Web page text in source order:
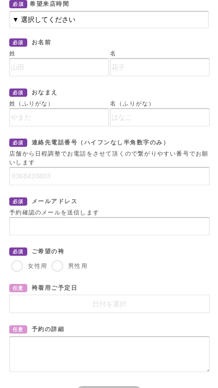
必須 希望来店時間
必須
お名前
姓
名
必須
おなまえ
姓（ふりがな）
名（ふりがな）
必須
連絡先電話番号（ハイフンなし半角数字のみ）
店舗から日程調整でお電話をさせて頂くので繋がりやすい番号でお願
いします
必須
メールアドレス
予約確認のメールを送信します
必須 ご希望の袴
女性用 男性用
任意 袴着用ご予定日
任意 予約の詳細